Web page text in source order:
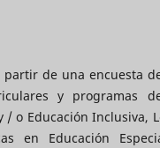
de una encuesta
y programas
/ o Educación Inclusiva,
en Educación